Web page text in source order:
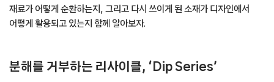
재료가 어떻게 순환하는지, 그리고 다시 쓰이게 된 소재가 디자인에서
어떻게 활용되고 있는지 함께 알아보자.
분해를 거부하는 리사이클, ‘Dip Series’